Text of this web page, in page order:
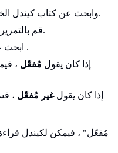
وابحث عن كتاب كيندل الخاص بك.
قم.
.
إذا كان يقول مُفعّل ،
إذا كان يقولغير مُفعّل ،